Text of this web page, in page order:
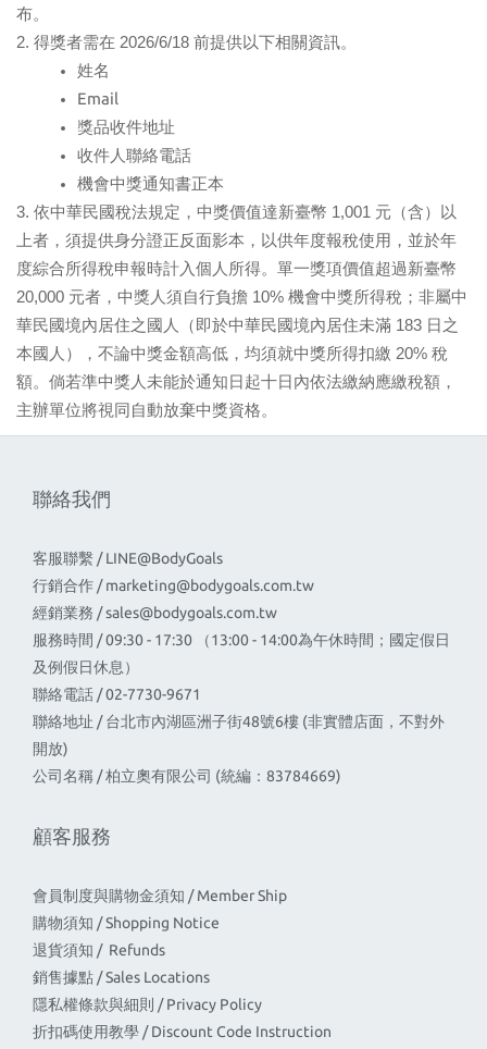
布。
2. 得獎者需在 2026/6/18 前提供以下相關資訊。
姓名
Email
獎品收件地址
收件人聯絡電話
機會中獎通知書正本
3. 依中華民國稅法規定，中獎價值達新臺幣 1,001 元（含）以
上者，須提供身分證正反面影本，以供年度報稅使用，並於年
度綜合所得稅申報時計入個人所得。單一獎項價值超過新臺幣
20,000 元者，中獎人須自行負擔 10% 機會中獎所得稅；非屬中
華民國境內居住之國人（即於中華民國境內居住未滿 183 日之
本國人），不論中獎金額高低，均須就中獎所得扣繳 20% 稅
額。倘若準中獎人未能於通知日起十日內依法繳納應繳稅額，
主辦單位將視同自動放棄中獎資格。
聯絡我們
客服聯繫 / LINE@BodyGoals
行銷合作 /marketing@bodygoals.com.tw
經銷業務 /sales@bodygoals.com.tw
服務時間 / 09:30 - 17:30 （13:00 - 14:00為午休時間；國定假日
及例假日休息）
聯絡電話 / 02-7730-9671
聯絡地址 / 台北市內湖區洲子街48號6樓 (非實體店面，不對外
開放)
公司名稱 / 柏立奧有限公司 (統編：83784669)
顧客服務
會員制度與購物金須知 / Member Ship
購物須知 / Shopping Notice
退貨須知 / Refunds
銷售據點 / Sales Locations
隱私權條款與細則 / Privacy Policy
折扣碼使用教學 / Discount Code Instruction